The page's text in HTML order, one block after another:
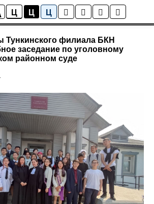
Ц Ц Ц
Новости колледжа
Тункинского филиала БКН
заседание по уголовному
районном суде